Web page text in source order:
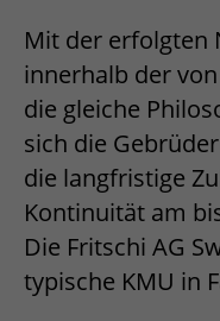
Mit der erfolgten
innerhalb der
die gleiche
sich die
die langfristige
Kontinuität am
Die Fritschi AG
typische KMU in